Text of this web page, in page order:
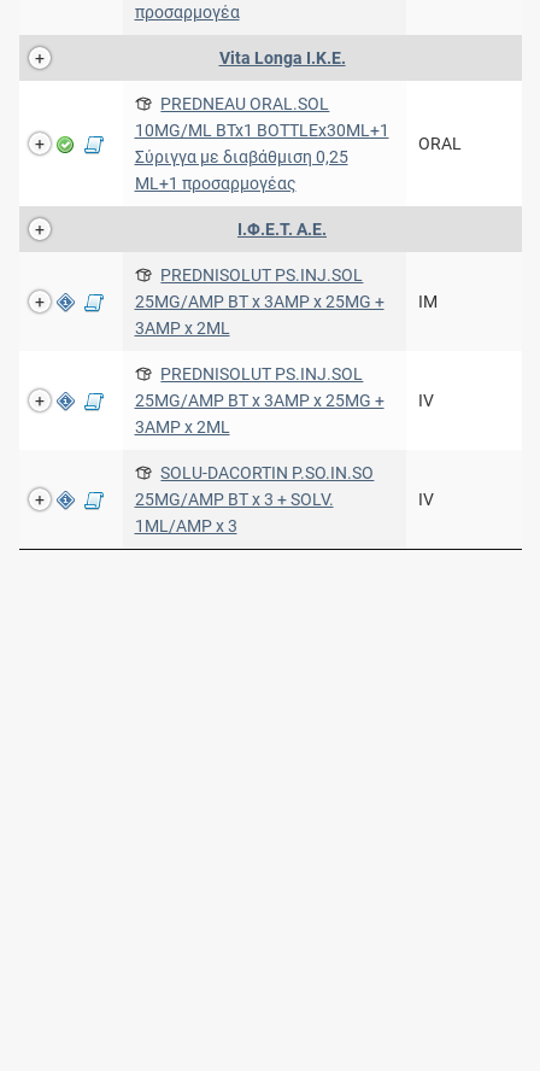
προσαρμογέα
Vita Longa Ι.Κ.Ε.
PREDNEAU ORAL.SOL
10MG/ML BTx1 BOTTLEx30ML+1
Σύριγγα με διαβάθμιση 0,25
ML+1 προσαρμογέας
ORAL
Ι.Φ.Ε.Τ. A.E.
PREDNISOLUT PS.INJ.SOL
25MG/AMP BT x 3AMP x 25MG +
3AMP x 2ML
IM
PREDNISOLUT PS.INJ.SOL
25MG/AMP BT x 3AMP x 25MG +
3AMP x 2ML
IV
SOLU-DACORTIN P.SO.IN.SO
25MG/AMP BT x 3 + SOLV.
1ML/AMP x 3
IV